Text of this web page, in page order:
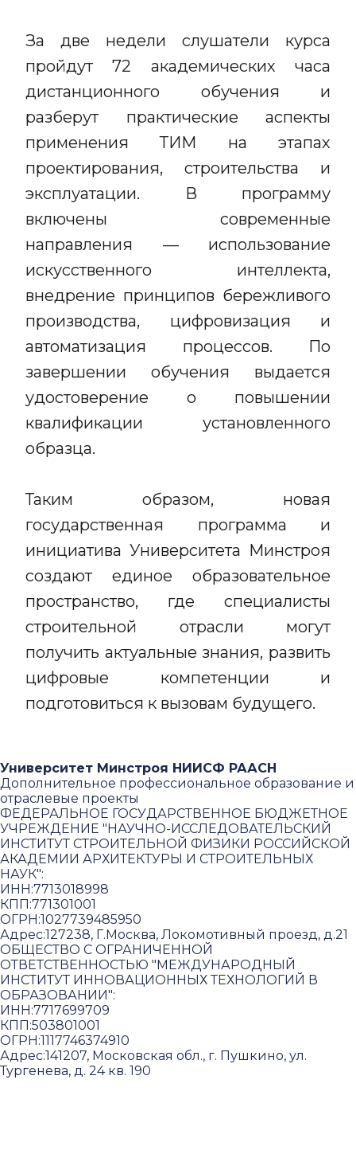
За две недели слушатели курса
пройдут 72 академических часа
дистанционного обучения и
разберут практические аспекты
применения ТИМ на этапах
проектирования, строительства и
эксплуатации. В программу
включены современные
направления — использование
искусственного интеллекта,
внедрение принципов бережливого
производства, цифровизация и
автоматизация процессов. По
завершении обучения выдается
удостоверение о повышении
квалификации установленного
образца.
Таким образом, новая
государственная программа и
инициатива Университета Минстроя
создают единое образовательное
пространство, где специалисты
строительной отрасли могут
получить актуальные знания, развить
цифровые компетенции и
подготовиться к вызовам будущего.
Университет Минстроя НИИСФ РААСН
Дополнительное профессиональное образование и
отраслевые проекты
ФЕДЕРАЛЬНОЕ ГОСУДАРСТВЕННОЕ БЮДЖЕТНОЕ
УЧРЕЖДЕНИЕ "НАУЧНО-ИССЛЕДОВАТЕЛЬСКИЙ
ИНСТИТУТ СТРОИТЕЛЬНОЙ ФИЗИКИ РОССИЙСКОЙ
АКАДЕМИИ АРХИТЕКТУРЫ И СТРОИТЕЛЬНЫХ
НАУК":
ИНН:7713018998
КПП:771301001
ОГРН:1027739485950
Адрес:127238, Г.Москва, Локомотивный проезд, д.21
ОБЩЕСТВО С ОГРАНИЧЕННОЙ
ОТВЕТСТВЕННОСТЬЮ "МЕЖДУНАРОДНЫЙ
ИНСТИТУТ ИННОВАЦИОННЫХ ТЕХНОЛОГИЙ В
ОБРАЗОВАНИИ":
ИНН:7717699709
КПП:503801001
ОГРН:1117746374910
Адрес:141207, Московская обл., г. Пушкино, ул.
Тургенева, д. 24 кв. 190